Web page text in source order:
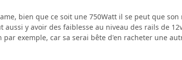
bien que ce soit une 750Watt il se peut que
y avoir des faiblesse au niveau des rails de
exemple, car sa serai bête d'en racheter une